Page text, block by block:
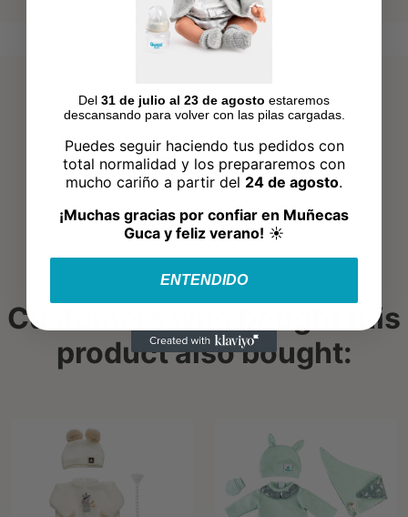
Customers who bought this
product also bought:
Del 31 de julio al 23 de agosto estaremos
descansando para volver con las pilas cargadas.
Puedes seguir haciendo tus pedidos con
total normalidad y los prepararemos con
mucho cariño a partir del 24 de agosto.
¡Muchas gracias por confiar en Muñecas
Guca y feliz verano! ☀️
ENTENDIDO